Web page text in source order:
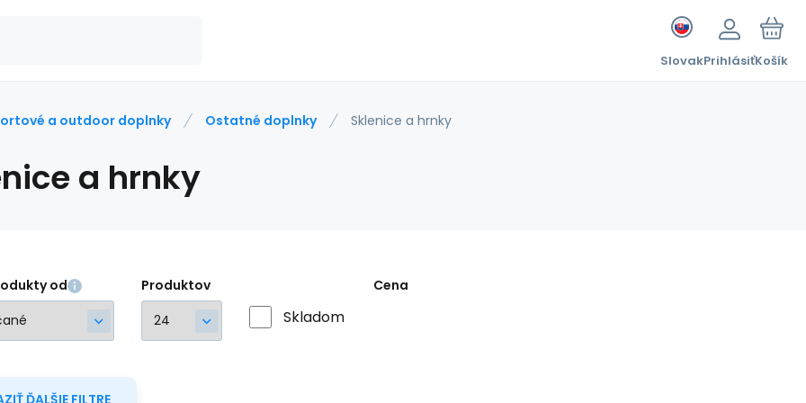
SlovakPrihlásiťKošík
a outdoor doplnky Ostatné doplnky Sklenice a hrnky
a hrnky
od Produktov
Skladom
Cena
ĎALŠIE FILTRE